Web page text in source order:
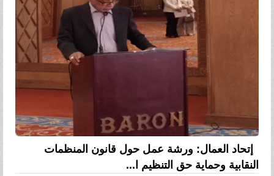
إتحاد العمال: ورشة عمل حول قانون المنظمات
النقابية وحماية حق التنظيم ا...